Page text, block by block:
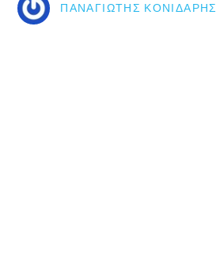
ΠΑΝΑΓΙΏΤΗΣ ΚΟΝΙΔΆΡΗΣ